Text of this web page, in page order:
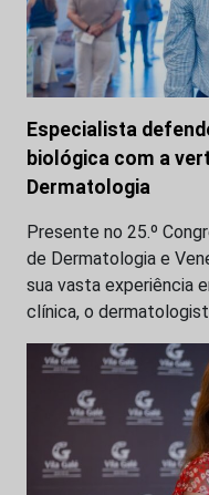
Especialista
biológica com a
Dermatologia
Presente no 25.º
de Dermatologia e
sua vasta experiência
clínica, o